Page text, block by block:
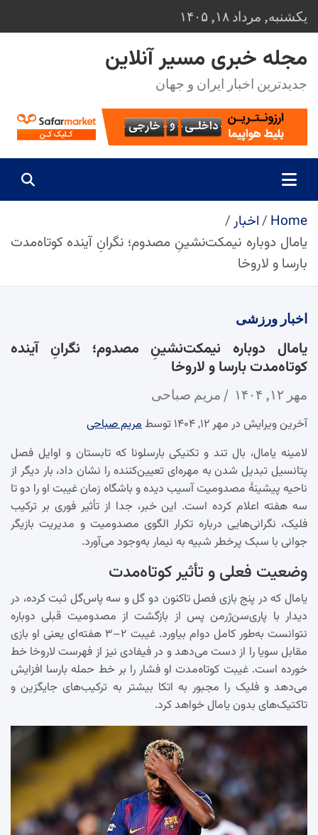
Skip
to
content
یکشنبه, مرداد ۱۸, ۱۴۰۵
مجله خبری مسیر آنلاین
جدیدترین اخبار ایران و جهان
Home
اخبار
یامال دوباره نیمکت‌نشینِ مصدوم؛ نگرانِ آینده کوتاه‌مدت
بارسا و لاروخا
اخبار ورزشی
یامال دوباره نیمکت‌نشینِ مصدوم؛ نگرانِ آینده
کوتاه‌مدت بارسا و لاروخا
مهر ۱۲, ۱۴۰۴ مریم صباحی
آخرین ویرایش در مهر ۱۲, ۱۴۰۴ توسط
مریم صباحی
لامینه یامال، بال تند و تکنیکی بارسلونا که تابستان و اوایل فصل
پتانسیل تبدیل شدن به مهره‌ای تعیین‌کننده را نشان داد، بار دیگر از
ناحیه پیشینۀ مصدومیت آسیب دیده و باشگاه زمان غیبت او را دو تا
سه هفته اعلام کرده است. این خبر، جدا از تأثیر فوری بر ترکیب
فلیک، نگرانی‌هایی درباره تکرار الگوی مصدومیت و مدیریت بازیگر
جوانی با سبک پرخطر شبیه به نیمار به‌وجود می‌آورد.
وضعیت فعلی و تأثیر کوتاه‌مدت
یامال که در پنج بازی فصل تاکنون دو گل و سه پاس‌گل ثبت کرده، در
دیدار با پاری‌سن‌ژرمن پس از بازگشت از مصدومیت قبلی دوباره
نتوانست به‌طور کامل دوام بیاورد. غیبت ۲–۳ هفته‌ای یعنی او بازی
مقابل سویا را از دست می‌دهد و در فیفادی نیز از فهرست لاروخا خط
خورده است. غیبت کوتاه‌مدت او فشار را بر خط حمله بارسا افزایش
می‌دهد و فلیک را مجبور به اتکا بیشتر به ترکیب‌های جایگزین و
تاکتیک‌های بدون یامال خواهد کرد.